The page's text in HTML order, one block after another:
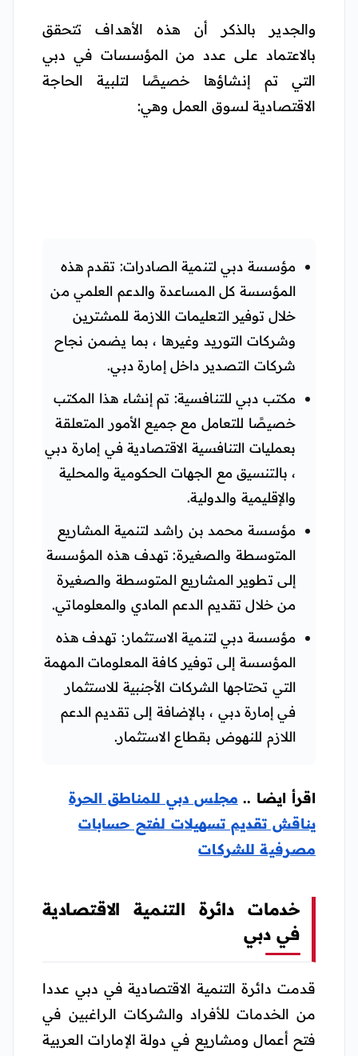
والجدير بالذكر أن هذه الأهداف تتحقق
بالاعتماد على عدد من المؤسسات في دبي
التي تم إنشاؤها خصيصًا لتلبية الحاجة
الاقتصادية لسوق العمل وهي:
مؤسسة دبي لتنمية الصادرات: تقدم هذه
المؤسسة كل المساعدة والدعم العلمي من
خلال توفير التعليمات اللازمة للمشترين
وشركات التوريد وغيرها ، بما يضمن نجاح
شركات التصدير داخل إمارة دبي.
مكتب دبي للتنافسية: تم إنشاء هذا المكتب
خصيصًا للتعامل مع جميع الأمور المتعلقة
بعمليات التنافسية الاقتصادية في إمارة دبي
، بالتنسيق مع الجهات الحكومية والمحلية
والإقليمية والدولية.
مؤسسة محمد بن راشد لتنمية المشاريع
المتوسطة والصغيرة: تهدف هذه المؤسسة
إلى تطوير المشاريع المتوسطة والصغيرة
من خلال تقديم الدعم المادي والمعلوماتي.
مؤسسة دبي لتنمية الاستثمار: تهدف هذه
المؤسسة إلى توفير كافة المعلومات المهمة
التي تحتاجها الشركات الأجنبية للاستثمار
في إمارة دبي ، بالإضافة إلى تقديم الدعم
اللازم للنهوض بقطاع الاستثمار.
اقرأ ايضا .. مجلس دبي للمناطق الحرة
يناقش تقديم تسهيلات لفتح حسابات
مصرفية للشركات
خدمات دائرة التنمية الاقتصادية
في دبي
قدمت دائرة التنمية الاقتصادية في دبي عددا
من الخدمات للأفراد والشركات الراغبين في
فتح أعمال ومشاريع في دولة الإمارات العربية